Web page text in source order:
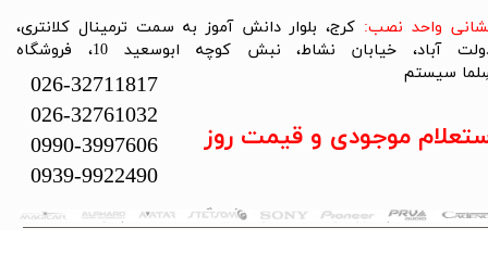
تمام حقوق این سایت متعلق به فروشگاه سلما سیستم می‌باشد.
واحد نصب: کرج، بلوار دانش آموز به سمت ترمینال کلانتری،
دولت آباد، خیابان نشاط، نبش کوچه ابوسعید 10، فروشگاه
سیستم​​​​​​​
026-32711817
026-32761032
0990-3997606
0939-9922490
موجودی و قیمت روز